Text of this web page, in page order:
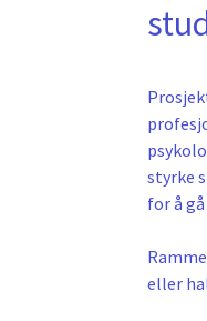
styrke
for å
eller